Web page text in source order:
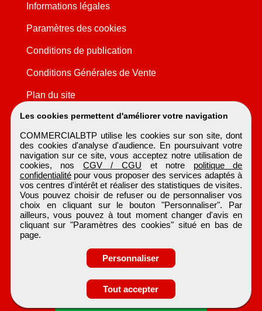
Candidature spontanée
Les cookies permettent d'améliorer votre navigation
COMMERCIALBTP utilise les cookies sur son site, dont
des cookies d'analyse d'audience. En poursuivant votre
navigation sur ce site, vous acceptez notre utilisation de
cookies, nos CGV / CGU et notre politique de
confidentialitépour vous proposer des services adaptés à
vos centres d'intérêt et réaliser des statistiques de visites.
Vous pouvez choisir de refuser ou de personnaliser vos
choix en cliquant sur le bouton "Personnaliser". Par
ailleurs, vous pouvez à tout moment changer d'avis en
cliquant sur "Paramètres des cookies" situé en bas de
page.
Personnaliser
Tout accepter
Informations légales
Paramètres des cookies
Conditions de publication
Conditions Générales de Vente
Plan du site
COMMERCIALBTP
Tous droits réservés © 1999 - 2026